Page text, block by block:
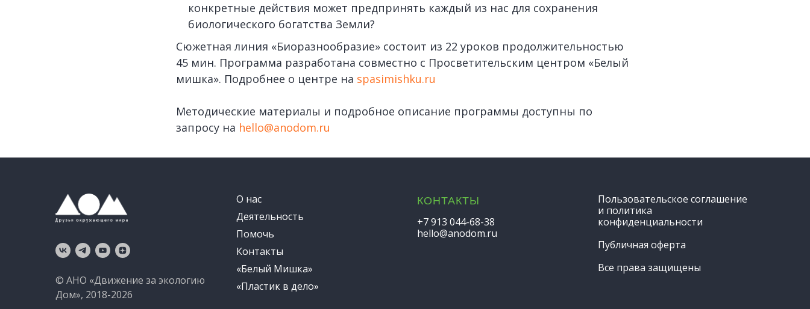
конкретные действия может предпринять каждый из нас для сохранения
биологического богатства Земли?
Сюжетная линия «Биоразнообразие» состоит из 22 уроков продолжительностью
45 мин. Программа разработана совместно с Просветительским центром «Белый
мишка». Подробнее о центре на spasimishku.ru
Методические материалы и подробное описание программы доступны по
запросу на hello@anodom.ru
© АНО «Движение за экологию
Дом», 2018-2026
О нас
Деятельность
Помочь
Контакты
«Белый Мишка»
«Пластик в дело»
КОНТАКТЫ
+7 913 044-68-38
hello@anodom.ru
Пользовательское соглашение
и политика
конфиденциальности
Публичная оферта
Все права защищены